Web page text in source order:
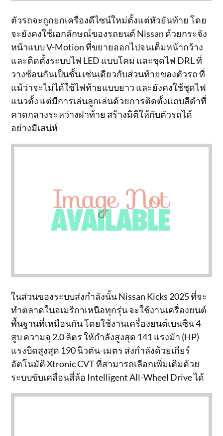
ตัวรถจะถูกยกเครื่องดีไซน์ใหม่ตั้งแต่หัวยันท้าย โดย
จะยังคงใช้เอกลักษณ์ของรถยนต์ Nissan ด้วยกระจัง
หน้าแบบ V-Motion ที่ขยายออกไปจนเต็มหน้ากว้าง
และติดตั้งระบบไฟ LED แบบโคม และชุดไฟ DRL ที่
วางซ้อนกันเป็นชั้น เช่นเดียวกับส่วนท้ายของตัวรถ ที่
แม้ว่าจะไม่ได้ใช้ไฟท้ายแบบยาว และยังคงใช้ชุดไฟ
แนวตั้ง แต่มีการเล่นลูกเล่นด้วยการติดตั้งแถบสีดำที่
คาดกลางระหว่างฝาท้าย สร้างมิติให้กับตัวรถได้
อย่างมีเสน่ห์
ในส่วนของระบบส่งกำลังนั้น Nissan Kicks 2025 ที่จะ
ทำตลาดในอเมริกาเหนือทุกรุ่น จะใช้งานเครื่องยนต์
พื้นฐานที่เหมือนกัน โดยใช้งานเครื่องยนต์เบนซิน 4
สูบ ความจุ 2.0 ลิตร ให้กำลังสูงสุด 141 แรงม้า (HP)
แรงบิดสูงสุด 190 นิวตัน-เมตร ส่งกำลังด้วยเกียร์
อัตโนมัติ Xtronic CVT ที่สามารถเลือกเพิ่มเติมด้วย
ระบบขับเคลื่อนสี่ล้อ Intelligent All-Wheel Drive ได้